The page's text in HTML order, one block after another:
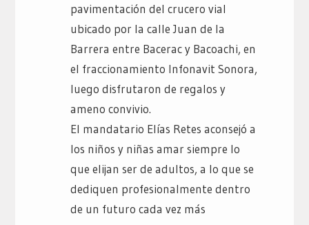
pavimentación del crucero vial
ubicado por la calle Juan de la
Barrera entre Bacerac y Bacoachi, en
el fraccionamiento Infonavit Sonora,
luego disfrutaron de regalos y
ameno convivio.
El mandatario Elías Retes aconsejó a
los niños y niñas amar siempre lo
que elijan ser de adultos, a lo que se
dediquen profesionalmente dentro
de un futuro cada vez más